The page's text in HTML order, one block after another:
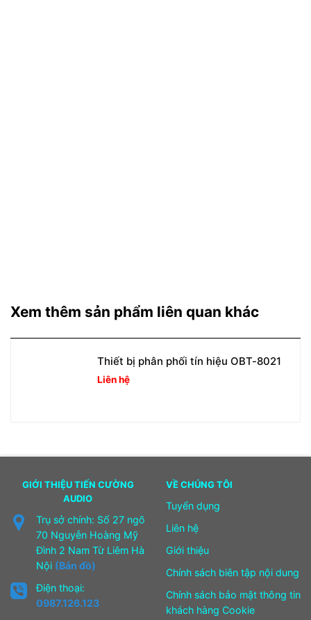
Xem thêm sản phẩm liên quan khác
Thiết bị phân phối tín hiệu OBT-8021
Liên hệ
GIỚI THIỆU TIẾN CƯỜNG
AUDIO
Trụ sở chính: Số 27 ngõ
70 Nguyễn Hoàng Mỹ
Đình 2 Nam Từ Liêm Hà
Nội (Bản đồ)
Điện thoại:
0987.126.123
VỀ CHÚNG TÔI
Tuyển dụng
Liên hệ
Giới thiệu
Chính sách biên tập nội dung
Chính sách bảo mật thông tin
khách hàng Cookie